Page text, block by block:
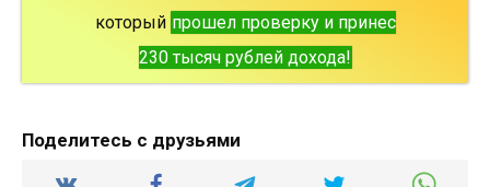
который прошел проверку и принес
230 тысяч рублей дохода!
Поделитесь с друзьями